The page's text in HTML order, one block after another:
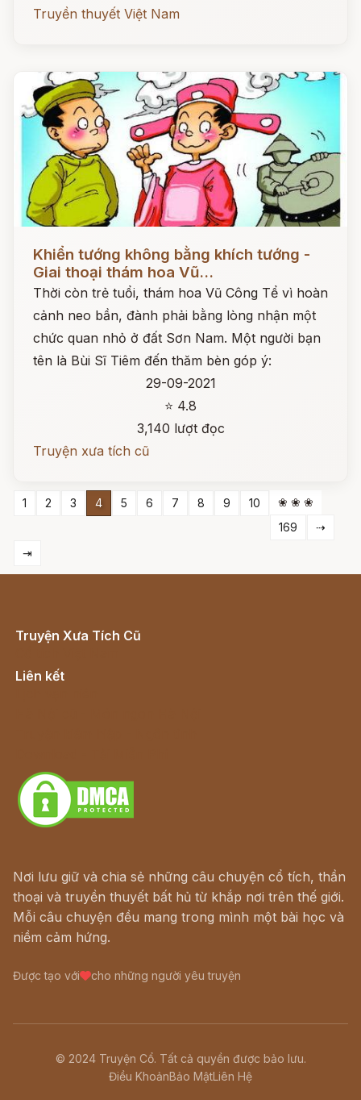
Truyền thuyết Việt Nam
Đọc ngay
Khiển tướng không bằng khích tướng -
Giai thoại thám hoa Vũ...
Thời còn trẻ tuổi, thám hoa Vũ Công Tể vì hoàn
cảnh neo bần, đành phải bằng lòng nhận một
chức quan nhỏ ở đất Sơn Nam. Một người bạn
tên là Bùi Sĩ Tiêm đến thăm bèn góp ý:
29-09-2021
⭐ 4.8
3,140 lượt đọc
Truyện xưa tích cũ
1 2 3 4 5 6 7 8 9 10
❀ ❀ ❀
169
⇢
⇥
Truyện Xưa Tích Cũ
Liên kết
Nơi lưu giữ và chia sẻ những câu chuyện cổ tích, thần
thoại và truyền thuyết bất hủ từ khắp nơi trên thế giới.
Mỗi câu chuyện đều mang trong mình một bài học và
niềm cảm hứng.
Được tạo với cho những người yêu truyện
© 2024 Truyện Cổ. Tất cả quyền được bảo lưu.
Điều KhoảnBảo MậtLiên Hệ